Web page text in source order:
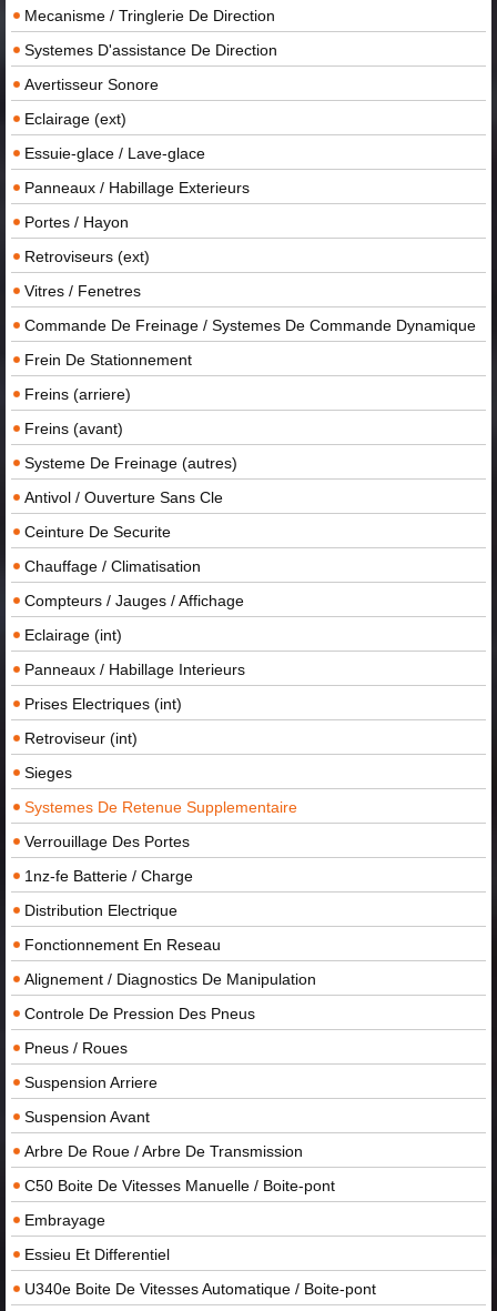
Mecanisme / Tringlerie De Direction
Systemes D'assistance De Direction
Avertisseur Sonore
Eclairage (ext)
Essuie-glace / Lave-glace
Panneaux / Habillage Exterieurs
Portes / Hayon
Retroviseurs (ext)
Vitres / Fenetres
Commande De Freinage / Systemes De Commande Dynamique
Frein De Stationnement
Freins (arriere)
Freins (avant)
Systeme De Freinage (autres)
Antivol / Ouverture Sans Cle
Ceinture De Securite
Chauffage / Climatisation
Compteurs / Jauges / Affichage
Eclairage (int)
Panneaux / Habillage Interieurs
Prises Electriques (int)
Retroviseur (int)
Sieges
Systemes De Retenue Supplementaire
Verrouillage Des Portes
1nz-fe Batterie / Charge
Distribution Electrique
Fonctionnement En Reseau
Alignement / Diagnostics De Manipulation
Controle De Pression Des Pneus
Pneus / Roues
Suspension Arriere
Suspension Avant
Arbre De Roue / Arbre De Transmission
C50 Boite De Vitesses Manuelle / Boite-pont
Embrayage
Essieu Et Differentiel
U340e Boite De Vitesses Automatique / Boite-pont